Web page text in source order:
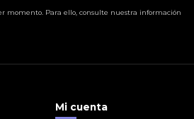
momento. Para ello, consulte nuestra información
Mi cuenta